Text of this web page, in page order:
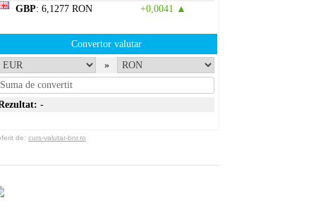
GBP: 6,1277 RON +0,0041 ▲
Convertor valutar
»
-
de: curs-valutar-bnr.ro